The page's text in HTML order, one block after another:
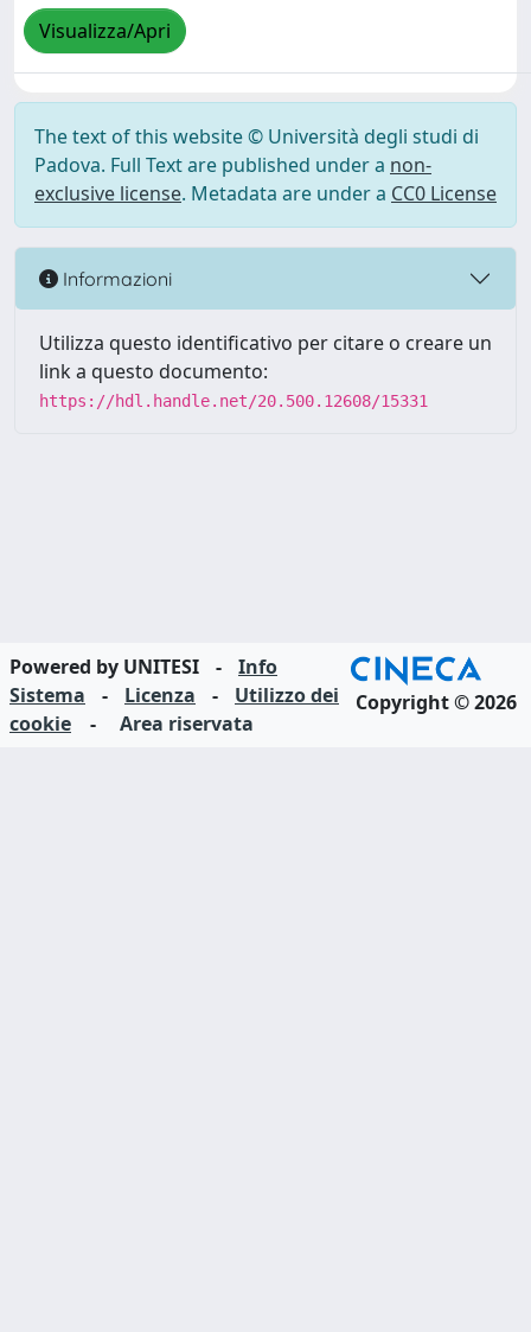
Visualizza/Apri
The text of this website © Università degli studi di
Padova. Full Text are published under a non-
exclusive license. Metadata are under a CC0 License
Informazioni
Utilizza questo identificativo per citare o creare un
link a questo documento:
https://hdl.handle.net/20.500.12608/15331
Powered by UNITESI -
Info
Sistema
- Licenza -
Utilizzo dei
cookie
- Area riservata
Copyright © 2026